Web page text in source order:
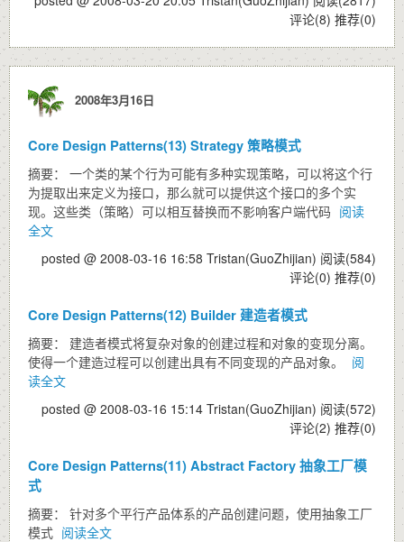
评论(8) 推荐(0)
2008年3月16日
Core Design Patterns(13) Strategy 策略模式
摘要： 一个类的某个行为可能有多种实现策略，可以将这个行
为提取出来定义为接口，那么就可以提供这个接口的多个实
现。这些类（策略）可以相互替换而不影响客户端代码 阅读
全文
posted @ 2008-03-16 16:58 Tristan(GuoZhijian) 阅读(584)
评论(0) 推荐(0)
Core Design Patterns(12) Builder 建造者模式
摘要： 建造者模式将复杂对象的创建过程和对象的变现分离。
使得一个建造过程可以创建出具有不同变现的产品对象。
阅
读全文
posted @ 2008-03-16 15:14 Tristan(GuoZhijian) 阅读(572)
评论(2) 推荐(0)
Core Design Patterns(11) Abstract Factory 抽象工厂模
式
摘要： 针对多个平行产品体系的产品创建问题，使用抽象工厂
模式 阅读全文